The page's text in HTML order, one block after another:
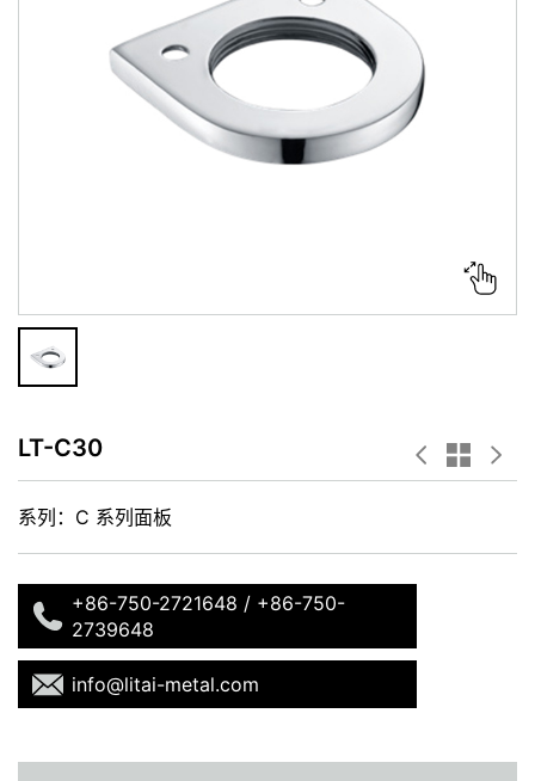
LT-C30
系列：C 系列面板
+86-750-2721648 / +86-750-
2739648
info@litai-metal.com